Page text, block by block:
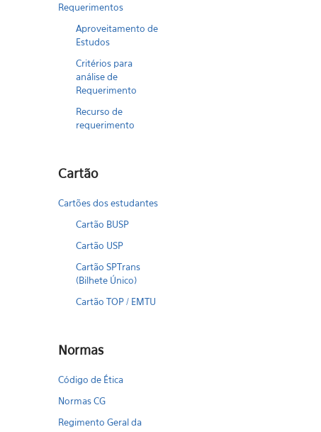
Requerimentos
Aproveitamento de
Estudos
Critérios para
análise de
Requerimento
Recurso de
requerimento
Cartão
Cartões dos estudantes
Cartão BUSP
Cartão USP
Cartão SPTrans
(Bilhete Único)
Cartão TOP / EMTU
Normas
Código de Ética
Normas CG
Regimento Geral da